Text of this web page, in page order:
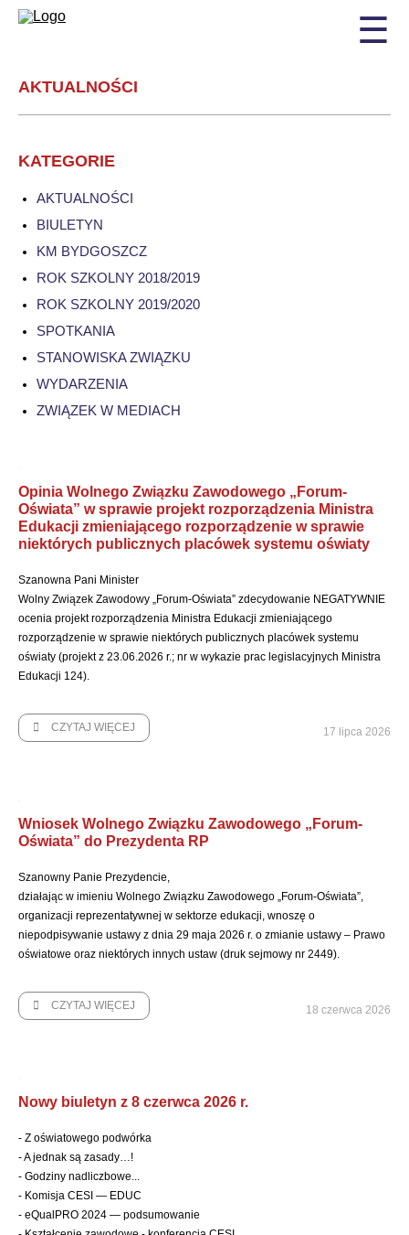
☰
AKTUALNOŚCI
KATEGORIE
AKTUALNOŚCI
BIULETYN
KM BYDGOSZCZ
ROK SZKOLNY 2018/2019
ROK SZKOLNY 2019/2020
SPOTKANIA
STANOWISKA ZWIĄZKU
WYDARZENIA
ZWIĄZEK W MEDIACH
Opinia Wolnego Związku Zawodowego „Forum-
Oświata” w sprawie projekt rozporządzenia Ministra
Edukacji zmieniającego rozporządzenie w sprawie
niektórych publicznych placówek systemu oświaty
Szanowna Pani Minister
Wolny Związek Zawodowy „Forum-Oświata” zdecydowanie NEGATYWNIE
ocenia projekt rozporządzenia Ministra Edukacji zmieniającego
rozporządzenie w sprawie niektórych publicznych placówek systemu
oświaty (projekt z 23.06.2026 r.; nr w wykazie prac legislacyjnych Ministra
Edukacji 124).
CZYTAJ WIĘCEJ 17 lipca 2026
Wniosek Wolnego Związku Zawodowego „Forum-
Oświata” do Prezydenta RP
Szanowny Panie Prezydencie,
działając w imieniu Wolnego Związku Zawodowego „Forum-Oświata”,
organizacji reprezentatywnej w sektorze edukacji, wnoszę o
niepodpisywanie ustawy z dnia 29 maja 2026 r. o zmianie ustawy – Prawo
oświatowe oraz niektórych innych ustaw (druk sejmowy nr 2449).
CZYTAJ WIĘCEJ 18 czerwca 2026
Nowy biuletyn z 8 czerwca 2026 r.
- Z oświatowego podwórka
- A jednak są zasady…!
- Godziny nadliczbowe...
- Komisja CESI — EDUC
- eQualPRO 2024 — podsumowanie